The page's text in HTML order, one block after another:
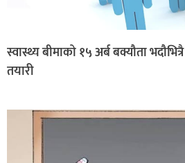
स्वास्थ्य बीमाको १५ अर्ब बक्यौता
तयारी